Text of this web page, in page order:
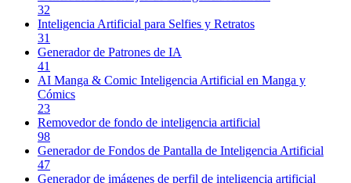
32
Inteligencia Artificial para Selfies y Retratos
31
Generador de Patrones de IA
41
AI Manga & Comic Inteligencia Artificial en Manga y
Cómics
23
Removedor de fondo de inteligencia artificial
98
Generador de Fondos de Pantalla de Inteligencia Artificial
47
Generador de imágenes de perfil de inteligencia artificial